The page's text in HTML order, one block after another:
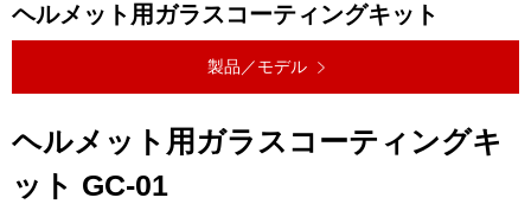
ヘルメット用ガラスコーティングキット
製品／モデル
ヘルメット用ガラスコーティングキ
ット GC-01